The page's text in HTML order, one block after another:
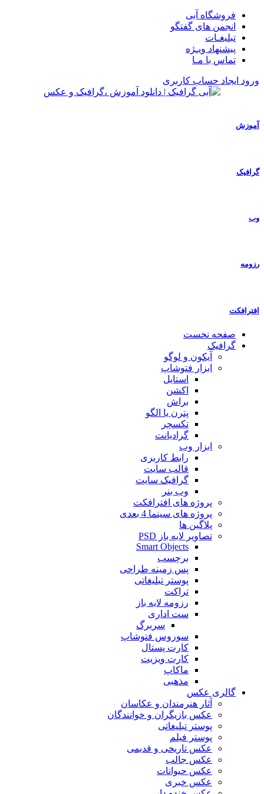
فروشگاه آبی
انجمن های گفتگو
تبلیغـات
پیشنهاد ویـژه
تماس با مـا
ورود ایجاد حساب کاربری
آموزش
گرافیک
وب
رزومه
افترافکت
صفحه نخست
گرافیک
آیکون و لوگو
ابزار فتوشاپ
استایل
اکشن
براش
پترن یا الگو
تکسچر
گرادیانت
ابزار وب
رابط کاربری
قالب سایت
گرافیک سایت
وب بنر
پروژه های افترافکت
پروژه های سینما 4 بعدی
پلاگین ها
تصاویر لایه باز PSD
Smart Objects
برچسب
پس زمینه طراحی
پوستر تبلیغاتی
تراکت
رزومه لایه باز
ست اداری
سربرگ
سوروس فتوشاپ
کارت پستال
کارت ویزیت
ماکاپ
مذهبی
گالری عکس
آثار هنرمندان و عکاسان
عکس بازیگران و خوانندگان
پوستر تبلیغاتی
پوستر فیلم
عکس تاریخی و قدیمی
عکس جالب
عکس حیوانات
عکس خبری